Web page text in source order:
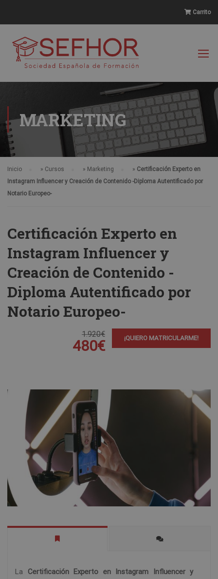
Carrito
MARKETING
Inicio » Cursos » Marketing » Certificación Experto en
Instagram Influencer y Creación de Contenido -Diploma Autentificado por
Notario Europeo-
Certificación Experto en
Instagram Influencer y
Creación de Contenido -
Diploma Autentificado por
Notario Europeo-
1.920€
480€ ¡QUIERO MATRICULARME!
La Certificación Experto en Instagram Influencer y